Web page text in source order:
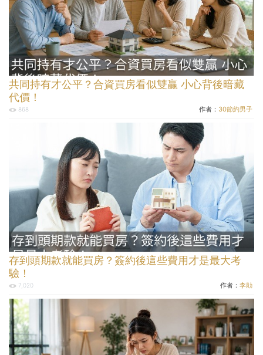
共同持有才公平？合資買房看似雙贏 小心背後暗藏
代價！
868 作者： 30節約男子
存到頭期款就能買房？簽約後這些費用才是最大考
驗！
7,020 作者： 李勛